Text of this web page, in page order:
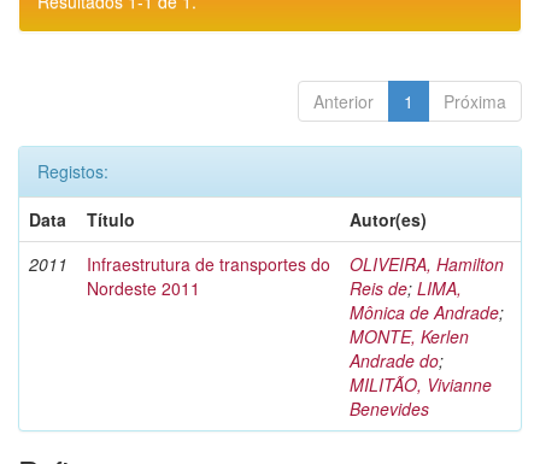
Anterior 1 Próxima
Registos:
Data
Título
Autor(es)
2011
Infraestrutura de transportes do
Nordeste 2011
OLIVEIRA, Hamilton
Reis de; LIMA,
Mônica de Andrade;
MONTE, Kerlen
Andrade do;
MILITÃO, Vivianne
Benevides